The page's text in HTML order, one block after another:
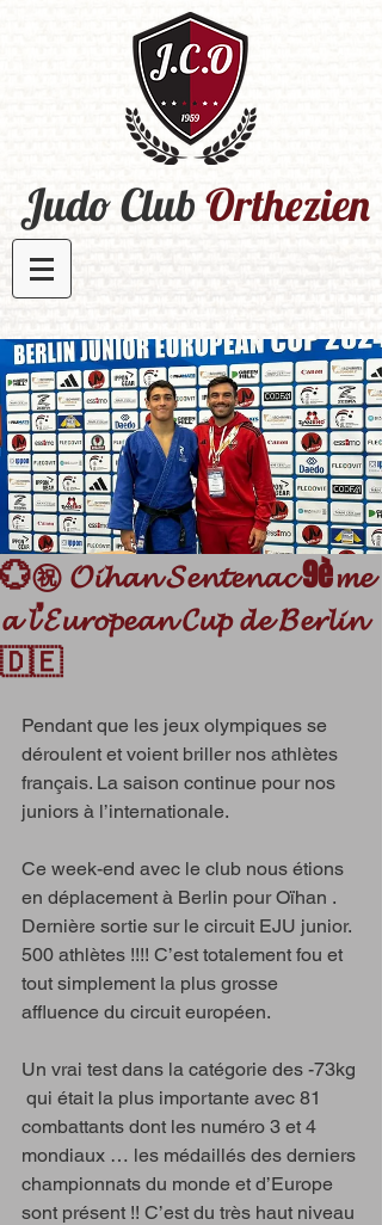
Judo ClubOrthezien​
💮㊗️ 𝓞𝓲𝓱𝓪𝓷 𝓢𝓮𝓷𝓽𝓮𝓷𝓪𝓬 9è𝓶𝓮
𝓪 𝓵’𝓔𝓾𝓻𝓸𝓹𝓮𝓪𝓷 𝓒𝓾𝓹 𝓭𝓮 𝓑𝓮𝓻𝓵𝓲𝓷
🇩🇪
Pendant que les jeux olympiques se
déroulent et voient briller nos athlètes
français. La saison continue pour nos
juniors à l’internationale.
Ce week-end avec le club nous étions
en déplacement à Berlin pour Oïhan .
Dernière sortie sur le circuit EJU junior.
500 athlètes !!!! C’est totalement fou et
tout simplement la plus grosse
affluence du circuit européen.
Un vrai test dans la catégorie des -73kg
qui était la plus importante avec 81
combattants dont les numéro 3 et 4
mondiaux … les médaillés des derniers
championnats du monde et d’Europe
sont présent !! C’est du très haut niveau